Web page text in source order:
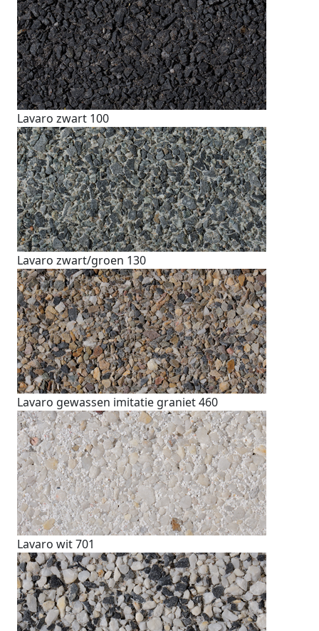
Lavaro zwart 100
Lavaro zwart/groen 130
Lavaro gewassen imitatie graniet 460
Lavaro wit 701